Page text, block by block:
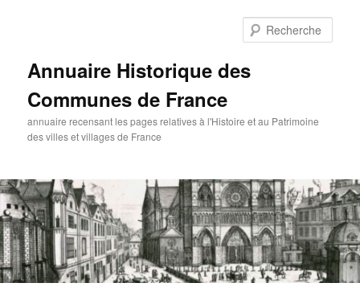
Annuaire Historique des
Communes de France
annuaire recensant les pages relatives à l'Histoire et au Patrimoine
des villes et villages de France